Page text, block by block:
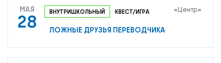
МАЯ
28 ВНУТРИШКОЛЬНЫЙ КВЕСТ/ИГРА
«Центр»
ЛОЖНЫЕ ДРУЗЬЯ ПЕРЕВОДЧИКА